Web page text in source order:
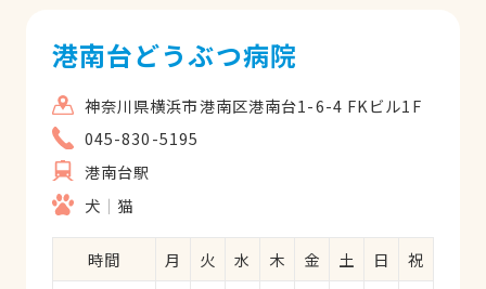
港南台どうぶつ病院
神奈川県横浜市港南区港南台1-6-4 FKビル1F
045-830-5195
港南台駅
犬
猫
時間 月 火 水 木 金 土 日
祝